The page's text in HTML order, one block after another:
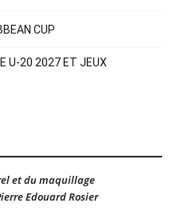
CUP
U-20 2027 ET JEUX
et du maquillage
Edouard Rosier